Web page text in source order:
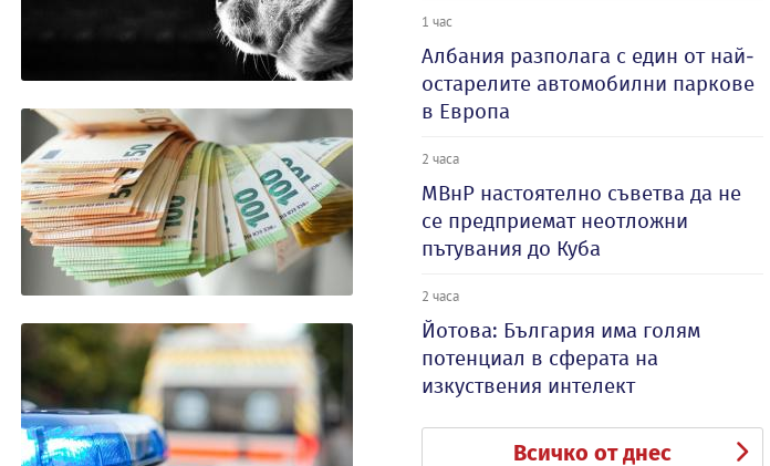
1 час
Албания разполага с един от най-
остарелите автомобилни паркове
в Европа
2 часа
МВнР настоятелно съветва да не
се предприемат неотложни
пътувания до Куба
2 часа
Йотова: България има голям
потенциал в сферата на
изкуствения интелект
Всичко от днес